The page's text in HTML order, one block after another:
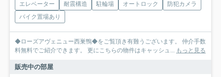
エレベーター 耐震構造 駐輪場 オートロック
防犯カメラ
バイク置場あり
◆ローズアヴェニュー西巣鴨◆をご覧頂き有難うございます。 仲介手数
料無料でご紹介できます。 更にこちらの物件はキャッシュ... もっと見る
販売中の部屋